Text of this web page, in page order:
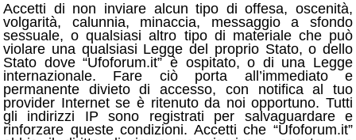
Accetti di non inviare alcun tipo di offesa, oscenità,
volgarità, calunnia, minaccia, messaggio a sfondo
sessuale, o qualsiasi altro tipo di materiale che può
violare una qualsiasi Legge del proprio Stato, o dello
Stato dove “Ufoforum.it” è ospitato, o di una Legge
internazionale. Fare ciò porta all’immediato e
permanente divieto di accesso, con notifica al tuo
provider Internet se è ritenuto da noi opportuno. Tutti
gli indirizzi IP sono registrati per salvaguardare e
rinforzare queste condizioni. Accetti che “Ufoforum.it”